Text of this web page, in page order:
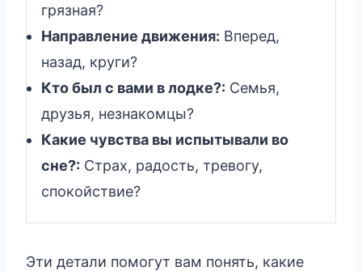
грязная?
Направление движения: Вперед,
назад, круги?
Кто был с вами в лодке?: Семья,
друзья, незнакомцы?
Какие чувства вы испытывали во
сне?: Страх, радость, тревогу,
спокойствие?
Эти детали помогут вам понять, какие